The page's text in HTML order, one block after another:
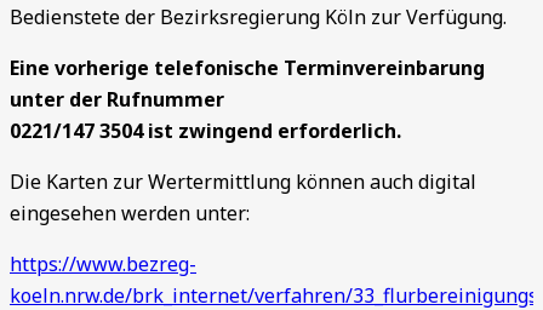
Bedienstete der Bezirksregierung Köln zur Verfügung.
Eine vorherige telefonische Terminvereinbarung
unter der Rufnummer
0221/147 3504 ist zwingend erforderlich.
Die Karten zur Wertermittlung können auch digital
eingesehen werden unter:
https://www.bezreg-
koeln.nrw.de/brk_internet/verfahren/